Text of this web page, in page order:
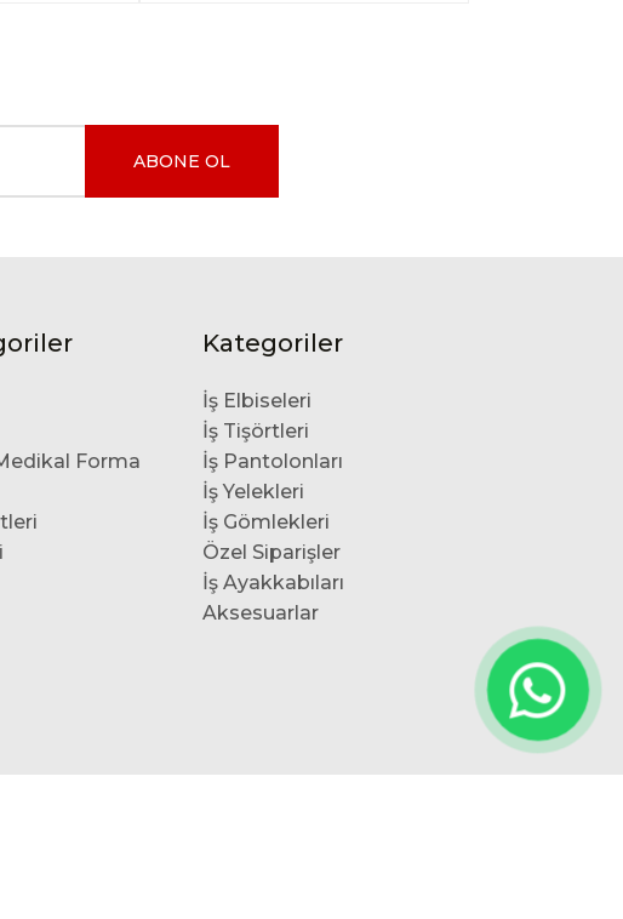
ABONE OL
Forma
Kategoriler
İş Elbiseleri
İş Tişörtleri
İş Pantolonları
İş Yelekleri
İş Gömlekleri
Özel Siparişler
İş Ayakkabıları
Aksesuarlar